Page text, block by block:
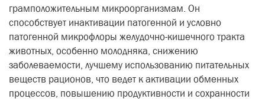
грамположительным микроорганизмам. Он
способствует инактивации патогенной и условно
патогенной микрофлоры желудочно-кишечного тракта
животных, особенно молодняка, снижению
заболеваемости, лучшему использованию питательных
веществ рационов, что ведет к активации обменных
процессов, повышению продуктивности и сохранности